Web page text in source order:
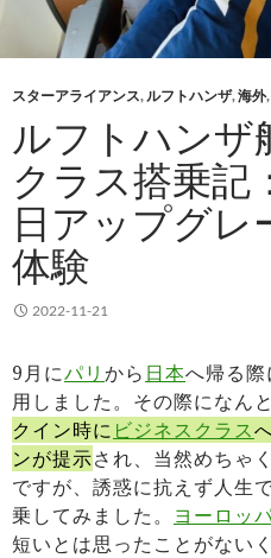
スターアライアンス,ルフトハンザ,海外,
ルフトハンザ
クラス搭乗記
日アップグレ
体験
2022-11-21
9月にパリ から 日本へ帰る際
用しました。その際になんと
クイン時に ビジネスクラス
ンが提示され、当然めちゃ
ですが、誘惑に抗えず人生
乗してみました。 ヨーロッ
短いとは思ったことがない